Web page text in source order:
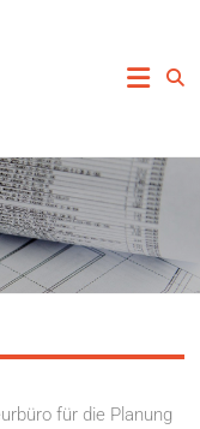
für die Planung